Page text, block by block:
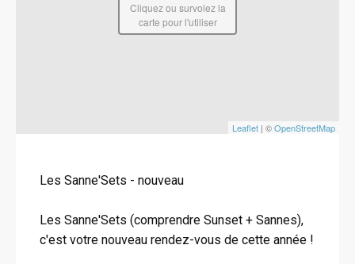
Leaflet | ©OpenStreetMap
Cliquez ou survolez la
carte pour l'utiliser
Les Sanne'Sets - nouveau
Les Sanne'Sets (comprendre Sunset + Sannes),
c'est votre nouveau rendez-vous de cette année !